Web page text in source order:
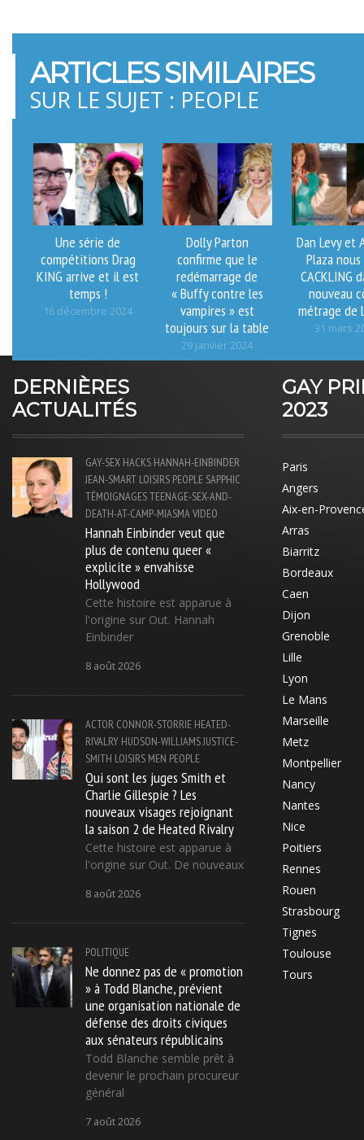
ARTICLES SIMILAIRES
SUR LE SUJET : PEOPLE
Une série de
compétitions Drag
KING arrive et il est
temps !
16 décembre 2024
Dolly Parton
confirme que le
redémarrage de
« Buffy contre les
vampires » est
toujours sur la table
29 janvier 2024
Dan Levy et
Plaza
CACKLING
nouveau
métrage de
31 mars
DERNIÈRES
ACTUALITÉS
GAY-SEX HACKS HANNAH-EINBINDER
JEAN-SMART LOISIRS PEOPLE SAPPHIC
TÉMOIGNAGESTEENAGE-SEX-AND-
DEATH-AT-CAMP-MIASMAVIDEO
Hannah Einbinder veut que
plus de contenu queer «
explicite » envahisse
Hollywood
Cette histoire est apparue à
l'origine sur Out. Hannah
Einbinder
8 août 2026
ACTOR CONNOR-STORRIE HEATED-
RIVALRY HUDSON-WILLIAMSJUSTICE-
SMITH LOISIRS MEN PEOPLE
Qui sont les juges Smith et
Charlie Gillespie ? Les
nouveaux visages rejoignant
la saison 2 de Heated Rivalry
Cette histoire est apparue à
l'origine sur Out. De nouveaux
8 août 2026
POLITIQUE
Ne donnez pas de « promotion
» à Todd Blanche, prévient
une organisation nationale de
défense des droits civiques
aux sénateurs républicains
Todd Blanche semble prêt à
devenir le prochain procureur
général
7 août 2026
GAY
2023
Paris
Angers
Aix-en-
Arras
Biarritz
Bordeaux
Caen
Dijon
Grenoble
Lille
Lyon
Le Mans
Marseille
Metz
Montpellier
Nancy
Nantes
Nice
Poitiers
Rennes
Rouen
Strasbourg
Tignes
Toulouse
Tours